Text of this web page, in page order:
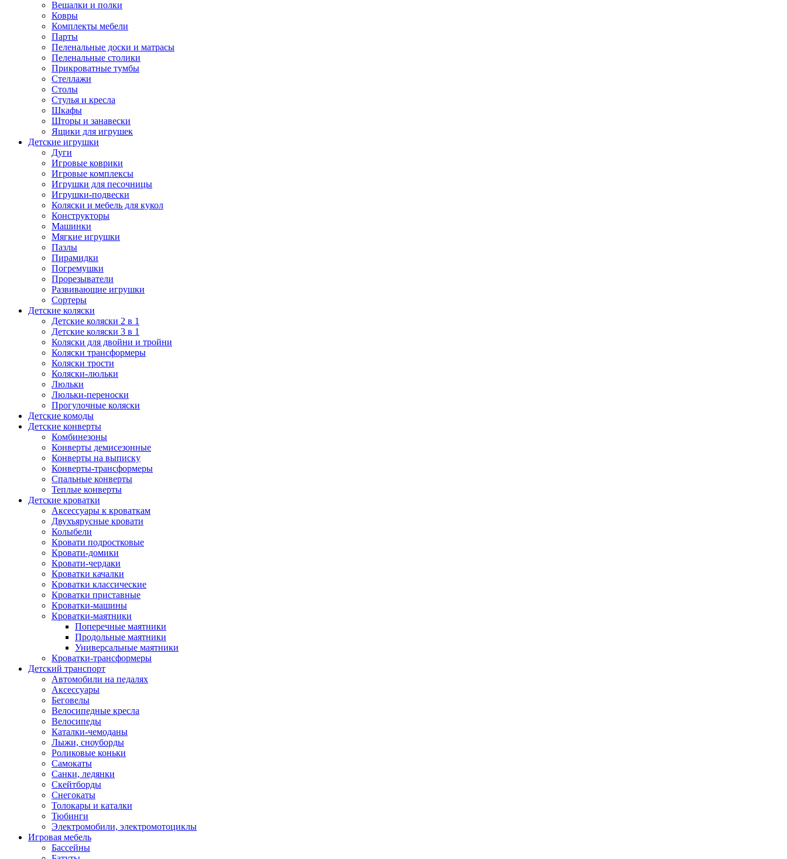
Вешалки и полки
Ковры
Комплекты мебели
Парты
Пеленальные доски и матрасы
Пеленальные столики
Прикроватные тумбы
Стеллажи
Столы
Стулья и кресла
Шкафы
Шторы и занавески
Ящики для игрушек
Детские игрушки
Дуги
Игровые коврики
Игровые комплексы
Игрушки для песочницы
Игрушки-подвески
Коляски и мебель для кукол
Конструкторы
Машинки
Мягкие игрушки
Пазлы
Пирамидки
Погремушки
Прорезыватели
Развивающие игрушки
Сортеры
Детские коляски
Детские коляски 2 в 1
Детские коляски 3 в 1
Коляски для двойни и тройни
Коляски трансформеры
Коляски трости
Коляски-люльки
Люльки
Люльки-переноски
Прогулочные коляски
Детские комоды
Детские конверты
Комбинезоны
Конверты демисезонные
Конверты на выписку
Конверты-трансформеры
Спальные конверты
Теплые конверты
Детские кроватки
Аксессуары к кроваткам
Двухъярусные кровати
Колыбели
Кровати подростковые
Кровати-домики
Кровати-чердаки
Кроватки качалки
Кроватки классические
Кроватки приставные
Кроватки-машины
Кроватки-маятники
Поперечные маятники
Продольные маятники
Универсальные маятники
Кроватки-трансформеры
Детский транспорт
Автомобили на педалях
Аксессуары
Беговелы
Велосипедные кресла
Велосипеды
Каталки-чемоданы
Лыжи, сноуборды
Роликовые коньки
Самокаты
Санки, ледянки
Скейтборды
Снегокаты
Толокары и каталки
Тюбинги
Электромобили, электромотоциклы
Игровая мебель
Бассейны